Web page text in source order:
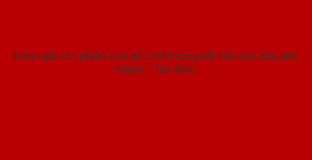
Đánh giá sản phẩm cửa gỗ chất lượng tốt của chủ nhà anh
Mạnh - Tân Bình